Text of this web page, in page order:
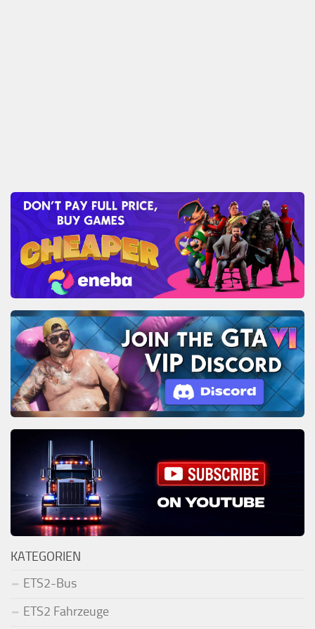
KATEGORIEN
ETS2-Bus
ETS2 Fahrzeuge